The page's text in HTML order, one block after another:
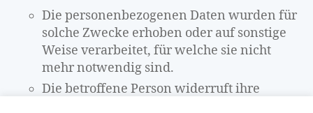
Die personenbezogenen Daten wurden für
solche Zwecke erhoben oder auf sonstige
Weise verarbeitet, für welche sie nicht
mehr notwendig sind.
Die betroffene Person widerruft ihre